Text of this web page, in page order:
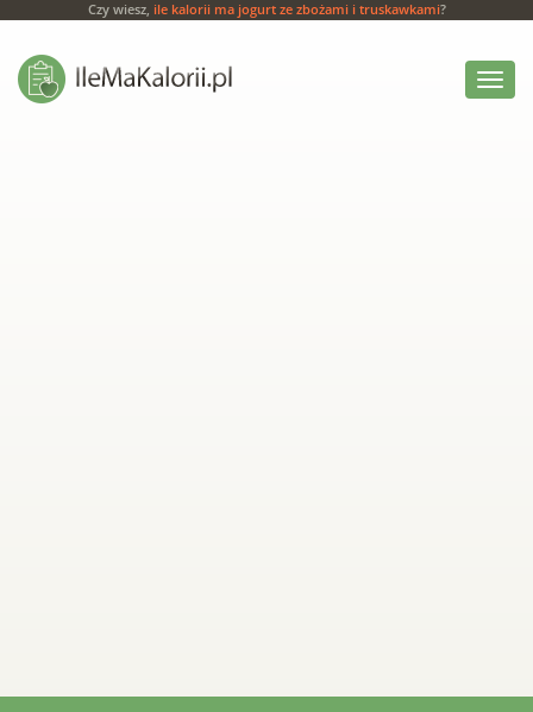
Czy wiesz, ile kalorii ma jogurt ze zbożami i truskawkami?
Włącz
menu